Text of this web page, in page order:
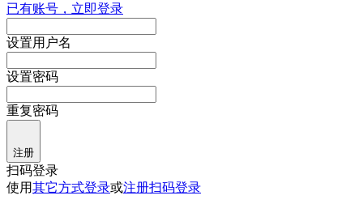
已有账号，立即登录
设置用户名
设置密码
重复密码
注册
扫码登录
使用其它方式登录或注册扫码登录